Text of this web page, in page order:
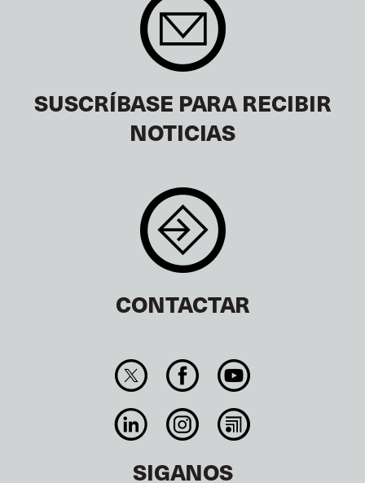
SUSCRÍBASE PARA RECIBIR
NOTICIAS
CONTACTAR
SIGANOS